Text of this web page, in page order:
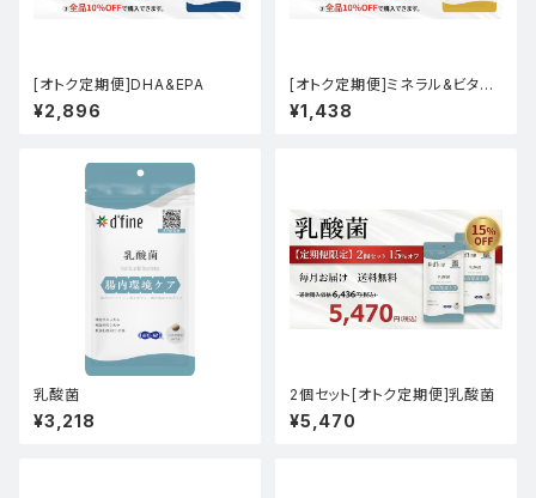
[オトク定期便]DHA&EPA
¥2,896
[オトク定期便]ミネラル&ビタミ
ン
¥1,438
乳酸菌
¥3,218
2個セット[オトク定期便]乳酸菌
¥5,470